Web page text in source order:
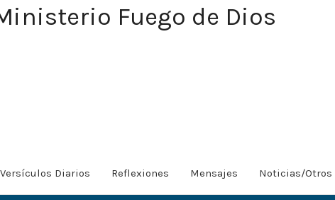
Fuego de Dios
Versículos Diarios Reflexiones Mensajes Noticias/Otros